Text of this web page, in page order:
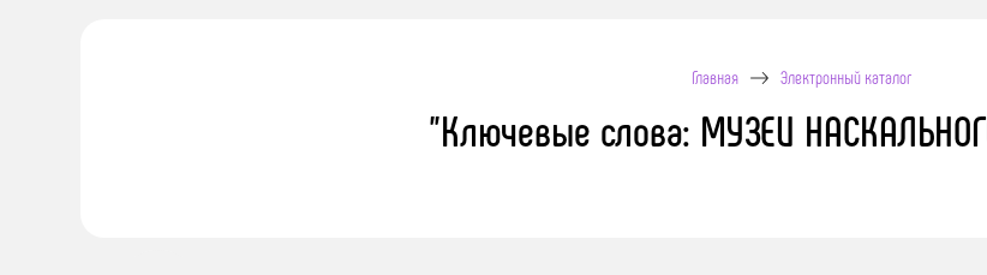
Главная Электронный каталог
"Ключевые слова: МУЗЕИ